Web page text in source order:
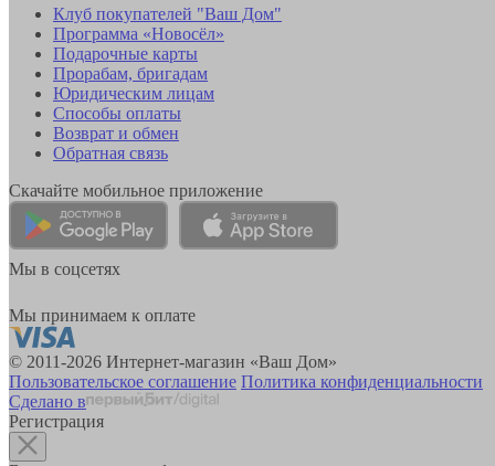
Клуб покупателей "Ваш Дом"
Программа «Новосёл»
Подарочные карты
Прорабам, бригадам
Юридическим лицам
Способы оплаты
Возврат и обмен
Обратная связь
Скачайте мобильное приложение
Мы в соцсетях
Мы принимаем к оплате
© 2011-2026 Интернет-магазин «Ваш Дом»
Пользовательское соглашение Политика конфиденциальности
Сделано в
Регистрация